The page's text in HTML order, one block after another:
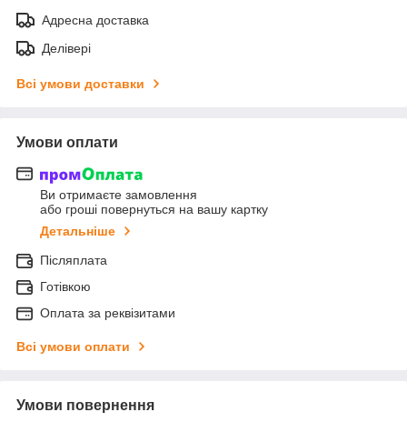
Адресна доставка
Делівері
Всі умови доставки
Умови оплати
Ви отримаєте замовлення
або гроші повернуться на вашу картку
Детальніше
Післяплата
Готівкою
Оплата за реквізитами
Всі умови оплати
Умови повернення